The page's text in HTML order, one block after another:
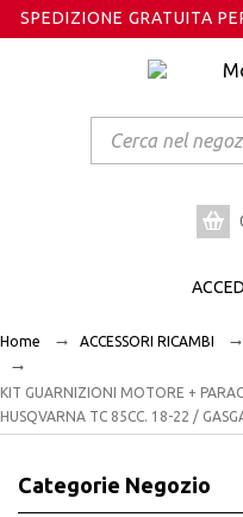
SPEDIZIONE GRATUITA
search
Home ACCESSORI RICAMBI
KIT GUARNIZIONI MOTORE +
HUSQVARNA TC 85CC. 18-22 /
Categorie Negozio